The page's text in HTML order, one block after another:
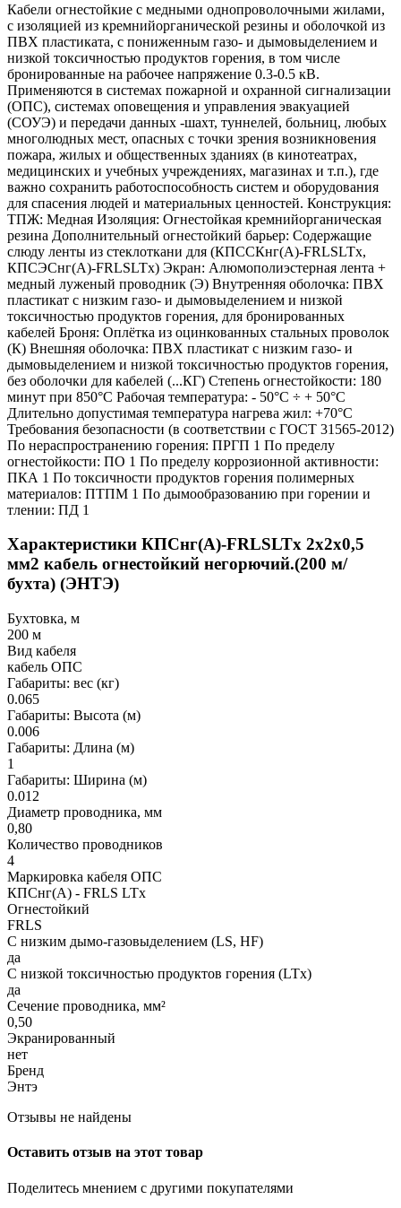
Кабели огнестойкие с медными однопроволочными жилами,
с изоляцией из кремнийорганической резины и оболочкой из
ПВХ пластиката, с пониженным газо- и дымовыделением и
низкой токсичностью продуктов горения, в том числе
бронированные на рабочее напряжение 0.3-0.5 кВ.
Применяются в системах пожарной и охранной сигнализации
(ОПС), системах оповещения и управления эвакуацией
(СОУЭ) и передачи данных -шахт, туннелей, больниц, любых
многолюдных мест, опасных с точки зрения возникновения
пожара, жилых и общественных зданиях (в кинотеатрах,
медицинских и учебных учреждениях, магазинах и т.п.), где
важно сохранить работоспособность систем и оборудования
для спасения людей и материальных ценностей. Конструкция:
ТПЖ: Медная Изоляция: Огнестойкая кремнийорганическая
резина Дополнительный огнестойкий барьер: Содержащие
слюду ленты из стеклоткани для (КПССКнг(А)-FRLSLTx,
КПСЭCнг(А)-FRLSLTx) Экран: Алюмополиэстерная лента +
медный луженый проводник (Э) Внутренняя оболочка: ПВХ
пластикат с низким газо- и дымовыделением и низкой
токсичностью продуктов горения, для бронированных
кабелей Броня: Оплётка из оцинкованных стальных проволок
(К) Внешняя оболочка: ПВХ пластикат с низким газо- и
дымовыделением и низкой токсичностью продуктов горения,
без оболочки для кабелей (...КГ) Степень огнестойкости: 180
минут при 850°С Рабочая температура: - 50°С ÷ + 50°С
Длительно допустимая температура нагрева жил: +70°C
Требования безопасности (в соответствии с ГОСТ 31565-2012)
По нераспространению горения: ПРГП 1 По пределу
огнестойкости: ПО 1 По пределу коррозионной активности:
ПКА 1 По токсичности продуктов горения полимерных
материалов: ПТПМ 1 По дымообразованию при горении и
тлении: ПД 1
Характеристики КПСнг(А)-FRLSLTx 2х2х0,5
мм2 кабель огнестойкий негорючий.(200 м/
бухта) (ЭНТЭ)
Бухтовка, м
200 м
Вид кабеля
кабель ОПС
Габариты: вес (кг)
0.065
Габариты: Высота (м)
0.006
Габариты: Длина (м)
1
Габариты: Ширина (м)
0.012
Диаметр проводника, мм
0,80
Количество проводников
4
Маркировка кабеля ОПС
КПСнг(А) - FRLS LTx
Огнестойкий
FRLS
С низким дымо-газовыделением (LS, HF)
да
С низкой токсичностью продуктов горения (LTx)
да
Сечение проводника, мм²
0,50
Экранированный
нет
Бренд
Энтэ
Отзывы не найдены
Оставить отзыв на этот товар
Поделитесь мнением с другими покупателями